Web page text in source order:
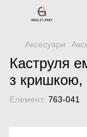
Аксесуари
Каструля
з кришкою,
Елемент: 763-041